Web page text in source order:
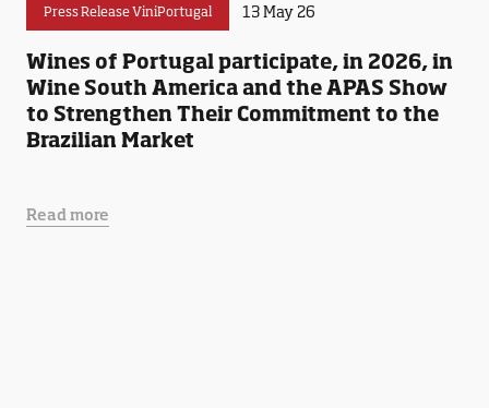
Press Release ViniPortugal 13 May 26
Wines of Portugal participate, in 2026, in
Wine South America and the APAS Show
to Strengthen Their Commitment to the
Brazilian Market
Read more